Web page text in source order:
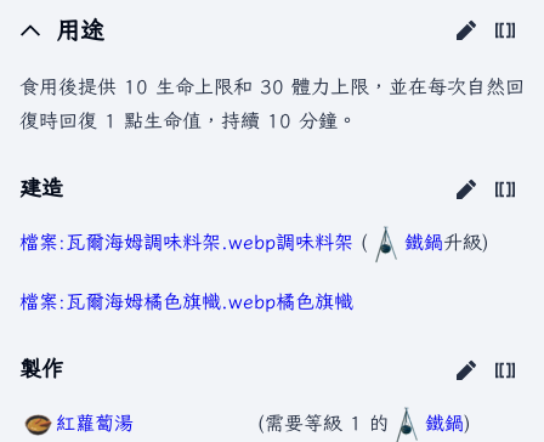
用途
食用後提供 10 生命上限和 30 體力上限，並在每次自然回
復時回復 1 點生命值，持續 10 分鐘。
建造
檔案:瓦爾海姆調味料架.webp調味料架 ( 鐵鍋升級)
檔案:瓦爾海姆橘色旗幟.webp橘色旗幟
製作
紅蘿蔔湯 (需要等級 1 的 鐵鍋)